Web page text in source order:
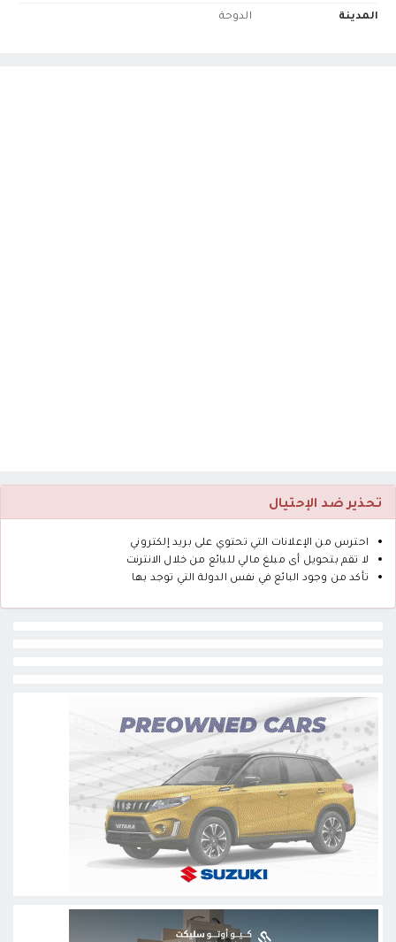
المدينة الدوحة
تحذير ضد الإحتيال
احترس من الإعلانات التي تحتوي على بريد إلكتروني
لا تقم بتحويل أى مبلغ مالي للبائع من خلال الانترنت
تأكد من وجود البائع في نفس الدولة التي توجد بها